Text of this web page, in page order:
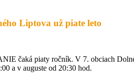
Liptova už piate leto
čaká piaty ročník. V 7. obciach
a v auguste od 20:30 hod.